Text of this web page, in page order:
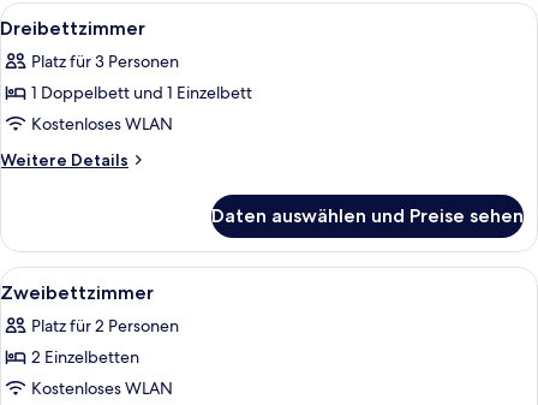
Alle
Fotos
für
Dreibettzimmer
anzeigen
Ein Schlafzimmer mit einem
2
Dreibettzimmer
Platz für 3 Personen
1 Doppelbett und 1 Einzelbett
Kostenloses WLAN
Weitere Details
Weitere
Daten auswählen und Preise sehen
Alle
Fotos
für
Zweibettzimmer
anzeigen
Ein kleines Einzelzimmer mit einem
2
Zweibettzimmer
Platz für 2 Personen
2 Einzelbetten
Kostenloses WLAN